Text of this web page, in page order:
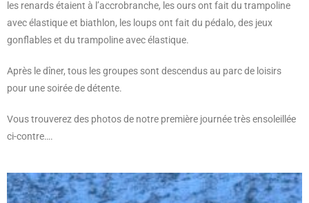
les renards étaient à l’accrobranche, les ours ont fait du trampoline
avec élastique et biathlon, les loups ont fait du pédalo, des jeux
gonflables et du trampoline avec élastique.
Après le dîner, tous les groupes sont descendus au parc de loisirs
pour une soirée de détente.
Vous trouverez des photos de notre première journée très ensoleillée
ci-contre….